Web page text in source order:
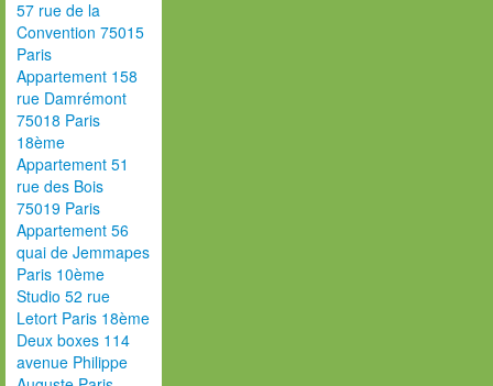
57 rue de la
Convention 75015
Paris
Appartement 158
rue Damrémont
75018 Paris
18ème
Appartement 51
rue des Bois
75019 Paris
Appartement 56
quai de Jemmapes
Paris 10ème
Studio 52 rue
Letort Paris 18ème
Deux boxes 114
avenue Philippe